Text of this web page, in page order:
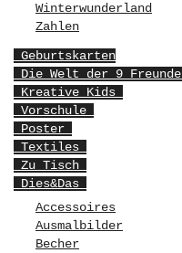
Winterwunderland
Zahlen
Geburtskarten
Die Welt der 9 Freunde
Kreative Kids
Vorschule
Poster
Textiles
Zu Tisch
Dies&Das
Accessoires
Ausmalbilder
Becher